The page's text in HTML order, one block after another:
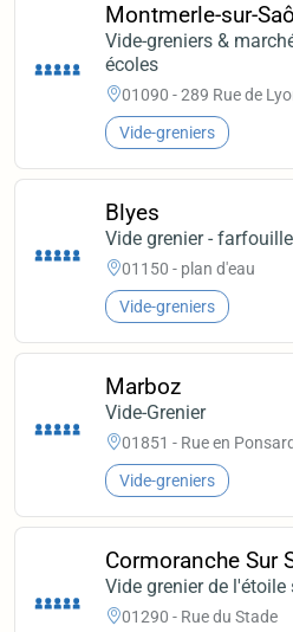
Montmerle-sur-
Vide-greniers &
écoles
01090 - 289 Rue de
Vide-greniers
Blyes
Vide grenier - farfouille
01150 - plan d'eau
Vide-greniers
Marboz
Vide-Grenier
01851 - Rue en Ponsard
Vide-greniers
Cormoranche Sur
Vide grenier de
01290 - Rue du Stade